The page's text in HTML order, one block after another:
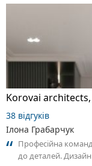
38 відгуків
Ілона Грабарчук
Професійна
до деталей.